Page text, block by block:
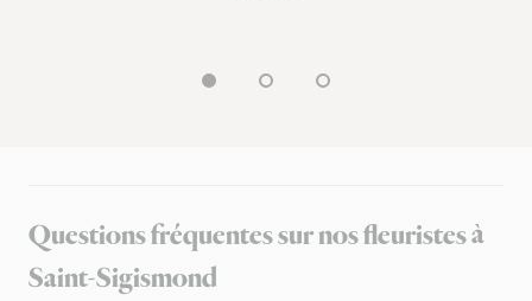
Questions fréquentes sur nos fleuristes à
Saint-Sigismond